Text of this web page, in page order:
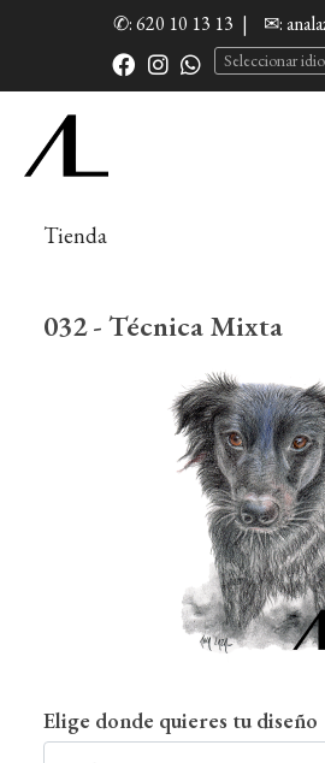
✆: 620 10 13 13 | ✉:
Seleccionar
Tienda
032 - Técnica Mixta
Elige donde quieres tu diseño